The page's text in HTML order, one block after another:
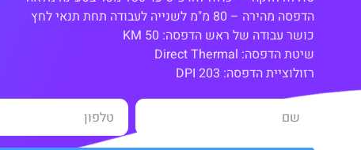
רזולוציית הדפסה: 203 DPI